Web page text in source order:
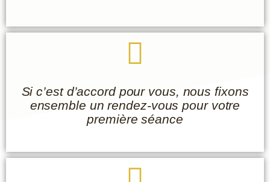
Si c’est d’accord pour vous, nous fixons
ensemble un rendez-vous pour votre
première séance